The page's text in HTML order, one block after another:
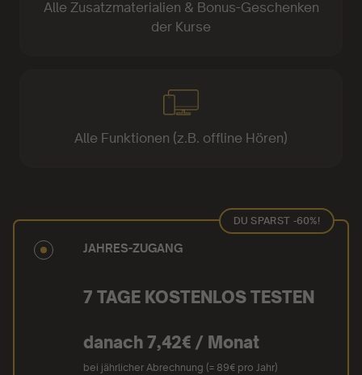
Alle Zusatzmaterialien & Bonus-Geschenken
der Kurse
Alle Funktionen (z.B. offline Hören)
JAHRES-ZUGANG
7 TAGE KOSTENLOS TESTEN
danach 7,42€ / Monat
bei jährlicher Abrechnung (= 89€ pro Jahr)
DU SPARST -60%!